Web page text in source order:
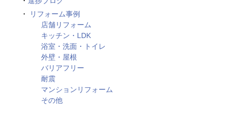
リフォーム事例
店舗リフォーム
キッチン・LDK
浴室・洗面・トイレ
外壁・屋根
バリアフリー
耐震
マンションリフォーム
その他